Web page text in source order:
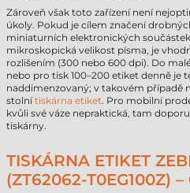
Zároveň však toto zařízení není
úkoly. Pokud je cílem značení
miniaturních elektronických
mikroskopická velikost písma, je
rozlišením (300 nebo 600 dpi). Do
nebo pro tisk 100–200 etiket denně je
naddimenzovaný; v takovém případě
stolnítiskárna etiket. Pro mobilní
kvůli své váze nepraktická, tam
tiskárny.
TISKÁRNA ETIKET
(ZT62062-T0EG100Z)